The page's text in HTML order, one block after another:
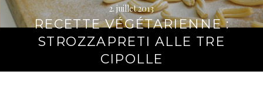
2. juillet 2013
RECETTE VÉGÉTARIENNE :
STROZZAPRETI ALLE TRE
CIPOLLE